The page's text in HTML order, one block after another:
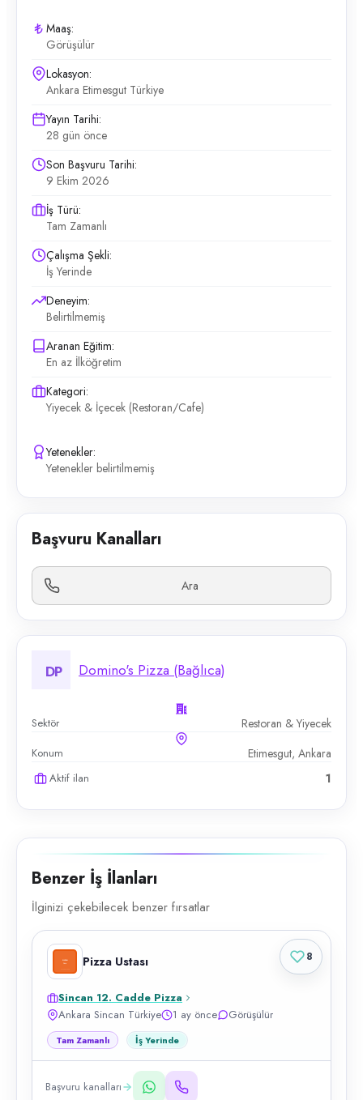
Maaş:
Görüşülür
Lokasyon:
Ankara Etimesgut Türkiye
Yayın Tarihi:
28 gün önce
Son Başvuru Tarihi:
9 Ekim 2026
İş Türü:
Tam Zamanlı
Çalışma Şekli:
İş Yerinde
Deneyim:
Belirtilmemiş
Aranan Eğitim:
En az İlköğretim
Kategori:
Yiyecek & İçecek (Restoran/Cafe)
Yetenekler:
Yetenekler belirtilmemiş
Başvuru Kanalları
Ara
DP Domino's Pizza (Bağlıca)
Sektör Restoran & Yiyecek
Konum Etimesgut, Ankara
Aktif ilan 1
Benzer İş İlanları
İlginizi çekebilecek benzer fırsatlar
Pizza Ustası
Sincan 12. Cadde Pizza
Ankara Sincan Türkiye
1 ay önce Görüşülür
Tam Zamanlı İş Yerinde
Başvuru kanalları
8